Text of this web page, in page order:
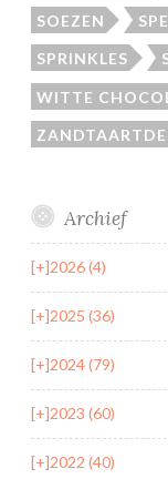
SOEZEN
SPRINKLES
WITTE
Archief
[+]2026 (4)
[+]2025 (36)
[+]2024 (79)
[+]2023 (60)
[+]2022 (40)